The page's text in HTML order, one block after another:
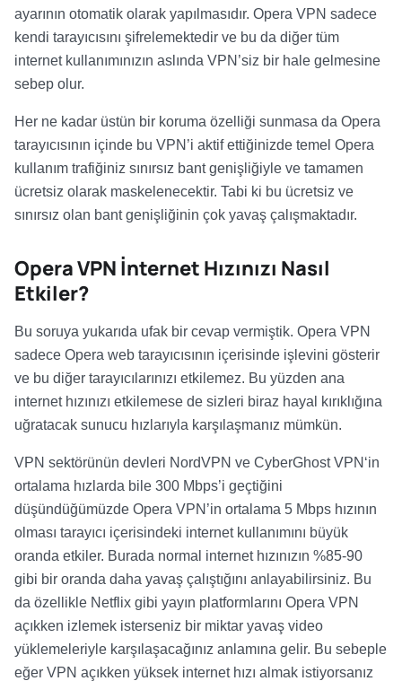
ayarının otomatik olarak yapılmasıdır. Opera VPN sadece
kendi tarayıcısını şifrelemektedir ve bu da diğer tüm
internet kullanımınızın aslında VPN’siz bir hale gelmesine
sebep olur.
Her ne kadar üstün bir koruma özelliği sunmasa da Opera
tarayıcısının içinde bu VPN’i aktif ettiğinizde temel Opera
kullanım trafiğiniz sınırsız bant genişliğiyle ve tamamen
ücretsiz olarak maskelenecektir. Tabi ki bu ücretsiz ve
sınırsız olan bant genişliğinin çok yavaş çalışmaktadır.
Opera VPN İnternet Hızınızı Nasıl
Etkiler?
Bu soruya yukarıda ufak bir cevap vermiştik. Opera VPN
sadece Opera web tarayıcısının içerisinde işlevini gösterir
ve bu diğer tarayıcılarınızı etkilemez. Bu yüzden ana
internet hızınızı etkilemese de sizleri biraz hayal kırıklığına
uğratacak sunucu hızlarıyla karşılaşmanız mümkün.
VPN sektörünün devleri NordVPN ve CyberGhost VPN‘in
ortalama hızlarda bile 300 Mbps’i geçtiğini
düşündüğümüzde Opera VPN’in ortalama 5 Mbps hızının
olması tarayıcı içerisindeki internet kullanımını büyük
oranda etkiler. Burada normal internet hızınızın %85-90
gibi bir oranda daha yavaş çalıştığını anlayabilirsiniz. Bu
da özellikle Netflix gibi yayın platformlarını Opera VPN
açıkken izlemek isterseniz bir miktar yavaş video
yüklemeleriyle karşılaşacağınız anlamına gelir. Bu sebeple
eğer VPN açıkken yüksek internet hızı almak istiyorsanız